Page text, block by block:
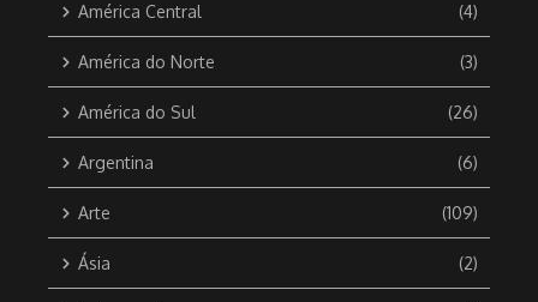
América Central (4)
América do Norte (3)
América do Sul (26)
Argentina (6)
Arte (109)
Ásia (2)